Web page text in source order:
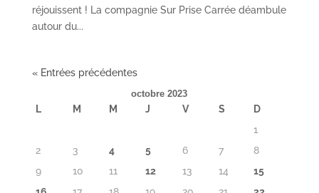
réjouissent ! La compagnie Sur Prise Carrée déambule
autour du...
« Entrées précédentes
octobre 2023
L M M J V S
D
1
2
3 4 5 6 7
8
9
10 11 12 13 14
15